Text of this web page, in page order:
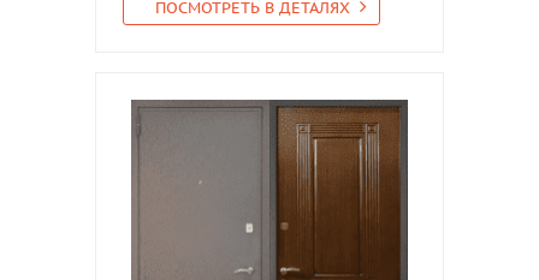
ПОСМОТРЕТЬ В ДЕТАЛЯХ